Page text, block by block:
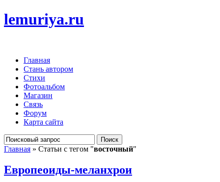
lemuriya.ru
Главная
Стань автором
Стихи
Фотоальбом
Магазин
Связь
Форум
Карта сайта
Главная » Статьи с тегом "восточный"
Европеоиды-меланхрои